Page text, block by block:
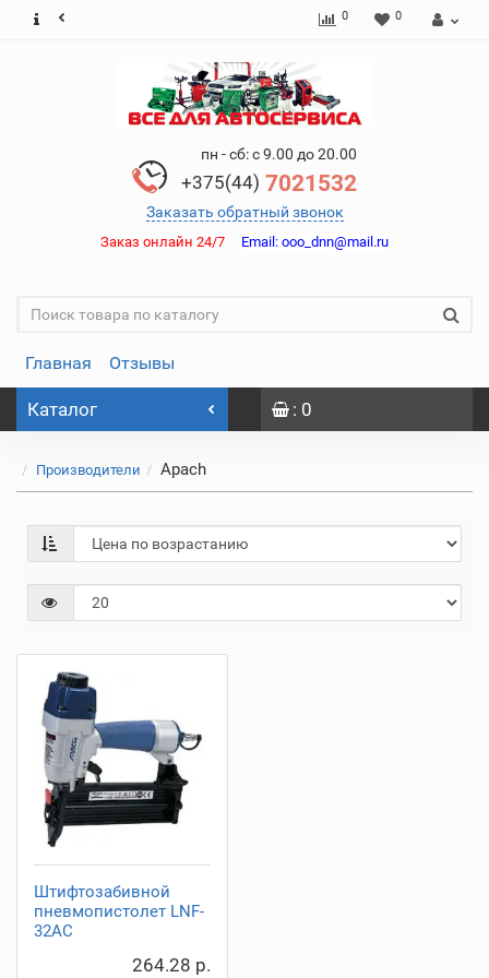
0 0
пн - сб: с 9.00 до 20.00
+375(44) 7021532
Заказать обратный звонок
Заказ онлайн 24/7 Email: ooo_dnn@mail.ru
Главная Отзывы
Каталог : 0
Производители Apach
Штифтозабивной
пневмопистолет LNF-
32AC
264.28 р.